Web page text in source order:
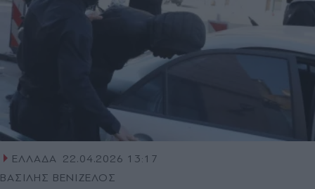
ΕΛΛΑΔΑ 22.04.2026 13:17
ΒΑΣΙΛΗΣ ΒΕΝΙΖΕΛΟΣ